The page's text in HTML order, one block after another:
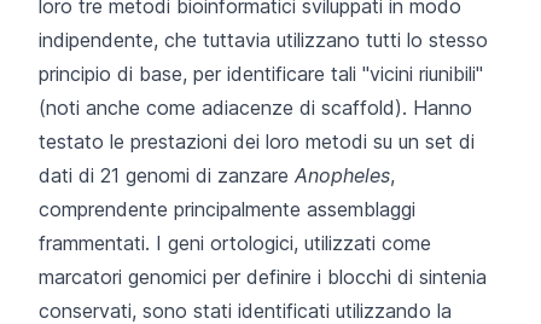
loro tre metodi bioinformatici sviluppati in modo
indipendente, che tuttavia utilizzano tutti lo stesso
principio di base, per identificare tali "vicini riunibili"
(noti anche come adiacenze di scaffold). Hanno
testato le prestazioni dei loro metodi su un set di
dati di 21 genomi di zanzare Anopheles,
comprendente principalmente assemblaggi
frammentati. I geni ortologici, utilizzati come
marcatori genomici per definire i blocchi di sintenia
conservati, sono stati identificati utilizzando la